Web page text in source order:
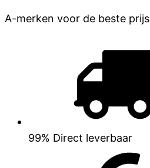
A-merken voor de beste prijs
99% Direct leverbaar